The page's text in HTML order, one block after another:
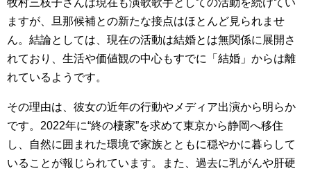
牧村三枝子さんは現在も演歌歌手としての活動を続けてい
ますが、旦那候補との新たな接点はほとんど見られませ
ん。結論としては、現在の活動は結婚とは無関係に展開さ
れており、生活や価値観の中心もすでに「結婚」からは離
れているようです。
その理由は、彼女の近年の行動やメディア出演から明らか
です。2022年に“終の棲家”を求めて東京から静岡へ移住
し、自然に囲まれた環境で家族とともに穏やかに暮らして
いることが報じられています。また、過去に乳がんや肝硬